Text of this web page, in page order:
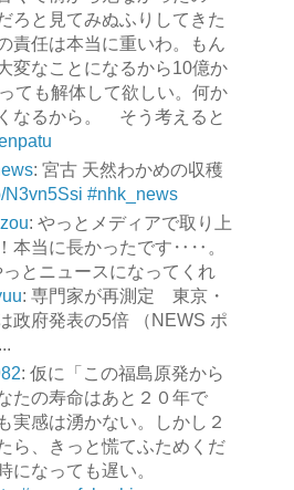
ろと見てみぬふりしてきた
責任は本当に重いわ。もん
変なことになるから10億か
ても解体して欲しい。何か
なるから。 そう考えると
: 宮古 天然わかめの収穫
N3vn5Ssi #nhk_news
: やっとメディアで取り上
本当に長かったです‥‥。
っとニュースになってくれ
: 専門家が再測定 東京・
政府発表の5倍 （NEWS ポ
: 仮に「この福島原発から
たの寿命はあと２０年で
実感は湧かない。しかし２
ら、きっと慌てふためくだ
になっても遅い。